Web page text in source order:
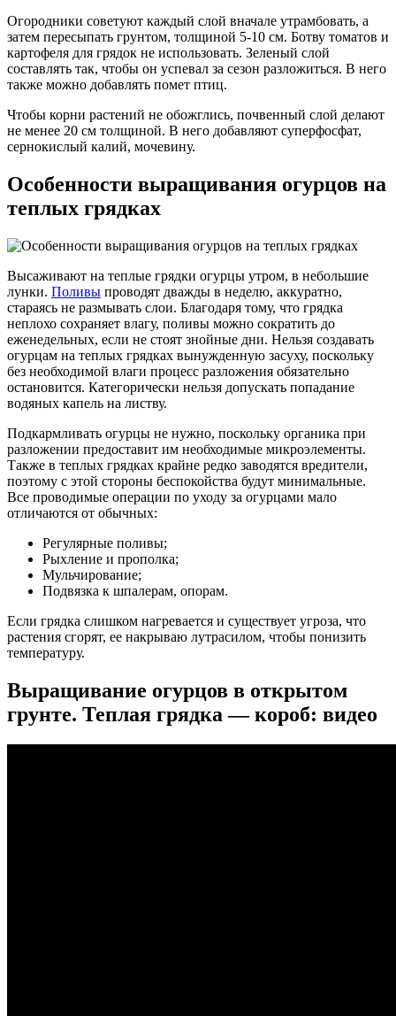
Огородники советуют каждый слой вначале утрамбовать, а
затем пересыпать грунтом, толщиной 5-10 см. Ботву томатов и
картофеля для грядок не использовать. Зеленый слой
составлять так, чтобы он успевал за сезон разложиться. В него
также можно добавлять помет птиц.
Чтобы корни растений не обожглись, почвенный слой делают
не менее 20 см толщиной. В него добавляют суперфосфат,
сернокислый калий, мочевину.
Особенности выращивания огурцов на
теплых грядках
Высаживают на теплые грядки огурцы утром, в небольшие
лунки. Поливы проводят дважды в неделю, аккуратно,
стараясь не размывать слои. Благодаря тому, что грядка
неплохо сохраняет влагу, поливы можно сократить до
еженедельных, если не стоят знойные дни. Нельзя создавать
огурцам на теплых грядках вынужденную засуху, поскольку
без необходимой влаги процесс разложения обязательно
остановится. Категорически нельзя допускать попадание
водяных капель на листву.
Подкармливать огурцы не нужно, поскольку органика при
разложении предоставит им необходимые микроэлементы.
Также в теплых грядках крайне редко заводятся вредители,
поэтому с этой стороны беспокойства будут минимальные.
Все проводимые операции по уходу за огурцами мало
отличаются от обычных:
Регулярные поливы;
Рыхление и прополка;
Мульчирование;
Подвязка к шпалерам, опорам.
Если грядка слишком нагревается и существует угроза, что
растения сгорят, ее накрываю лутрасилом, чтобы понизить
температуру.
Выращивание огурцов в открытом
грунте. Теплая грядка — короб: видео